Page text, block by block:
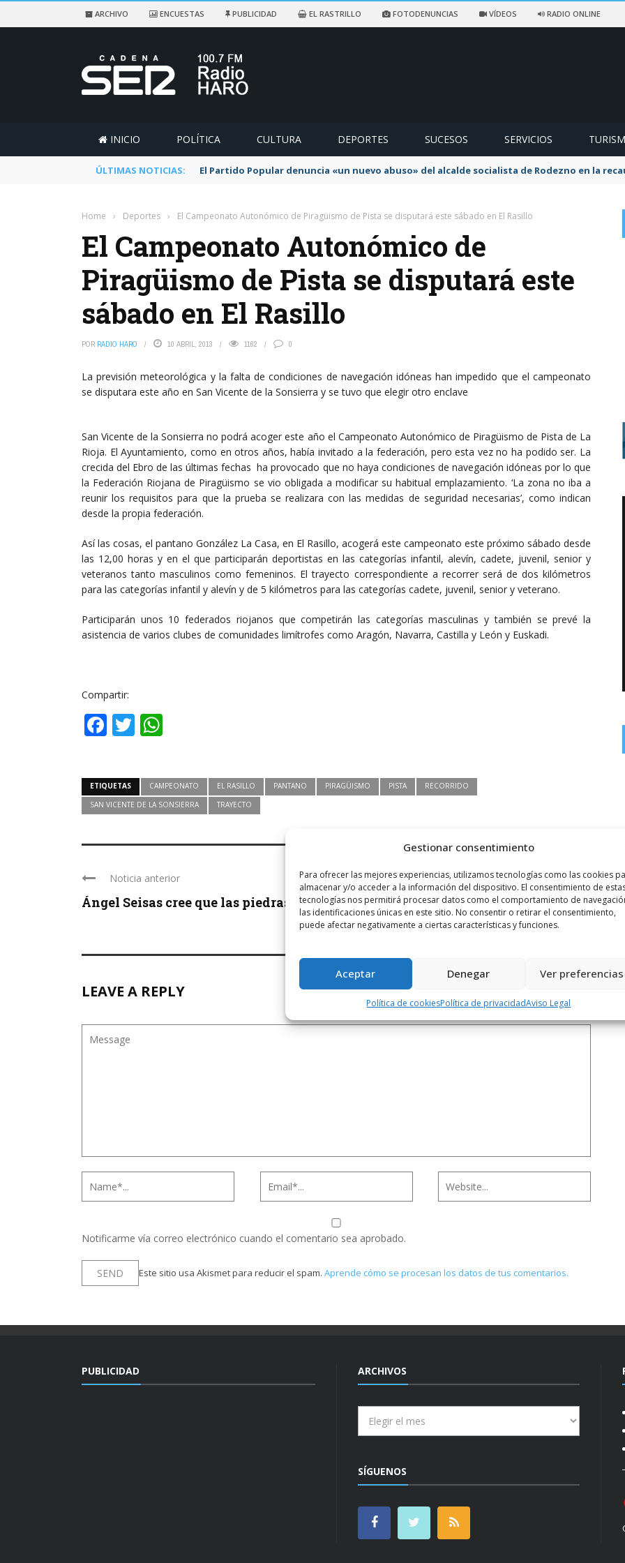
Gestionar consentimiento
Para ofrecer las mejores experiencias, utilizamos tecnologías como las cookies
almacenar y/o acceder a la información del dispositivo. El consentimiento de
tecnologías nos permitirá procesar datos como el comportamiento de
las identificaciones únicas en este sitio. No consentir o retirar el consentimiento,
puede afectar negativamente a ciertas características y funciones.
Aceptar Denegar Ver preferencias
Política de cookiesPolítica de privacidadAviso Legal
ARCHIVO ENCUESTAS PUBLICIDAD EL RASTRILLO FOTODENUNCIAS VÍDEOS RADIO ONLINE
INICIO POLÍTICA CULTURA DEPORTES SUCESOS SERVICIOS
ÚLTIMAS NOTICIAS: El Partido Popular denuncia «un nuevo abuso» del alcalde socialista de Rodezno en la
Home › Deportes › El Campeonato Autonómico de Piragüismo de Pista se disputará este sábado en El Rasillo
El Campeonato Autonómico de
Piragüismo de Pista se disputará este
sábado en El Rasillo
POR RADIO HARO 10 ABRIL, 2013 1162 0
La previsión meteorológica y la falta de condiciones de navegación idóneas han impedido que el campeonato
se disputara este año en San Vicente de la Sonsierra y se tuvo que elegir otro enclave
San Vicente de la Sonsierra no podrá acoger este año el Campeonato Autonómico de Piragüismo de Pista de La
Rioja. El Ayuntamiento, como en otros años, había invitado a la federación, pero esta vez no ha podido ser. La
crecida del Ebro de las últimas fechas ha provocado que no haya condiciones de navegación idóneas por lo que
la Federación Riojana de Piragüismo se vio obligada a modificar su habitual emplazamiento. ‘La zona no iba a
reunir los requisitos para que la prueba se realizara con las medidas de seguridad necesarias’, como indican
desde la propia federación.
Así las cosas, el pantano González La Casa, en El Rasillo, acogerá este campeonato este próximo sábado desde
las 12,00 horas y en el que participarán deportistas en las categorías infantil, alevín, cadete, juvenil, senior y
veteranos tanto masculinos como femeninos. El trayecto correspondiente a recorrer será de dos kilómetros
para las categorías infantil y alevín y de 5 kilómetros para las categorías cadete, juvenil, senior y veterano.
Participarán unos 10 federados riojanos que competirán las categorías masculinas y también se prevé la
asistencia de varios clubes de comunidades limítrofes como Aragón, Navarra, Castilla y León y Euskadi.
Compartir:
Facebook
Twitter
ETIQUETAS CAMPEONATO EL RASILLO PANTANO PIRAGÜISMO PISTA
RECORRIDO
SAN VICENTE DE LA SONSIERRA
TRAYECTO
Noticia anterior
Ángel Seisas cree que las piedras que ...
Siguiente noticia
El 30 de abril se disputa la ...
LEAVE A REPLY
Notificarme vía correo electrónico cuando el comentario sea aprobado.
Este sitio usa Akismet para reducir el spam. Aprende cómo se procesan los datos de tus comentarios.
PUBLICIDAD ARCHIVOS
SÍGUENOS